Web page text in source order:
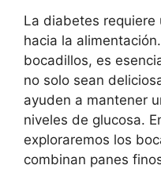
La diabetes requiere
hacia la
bocadillos, es
no solo sean
ayuden a mantener
niveles de glucosa.
exploraremos los
combinan panes